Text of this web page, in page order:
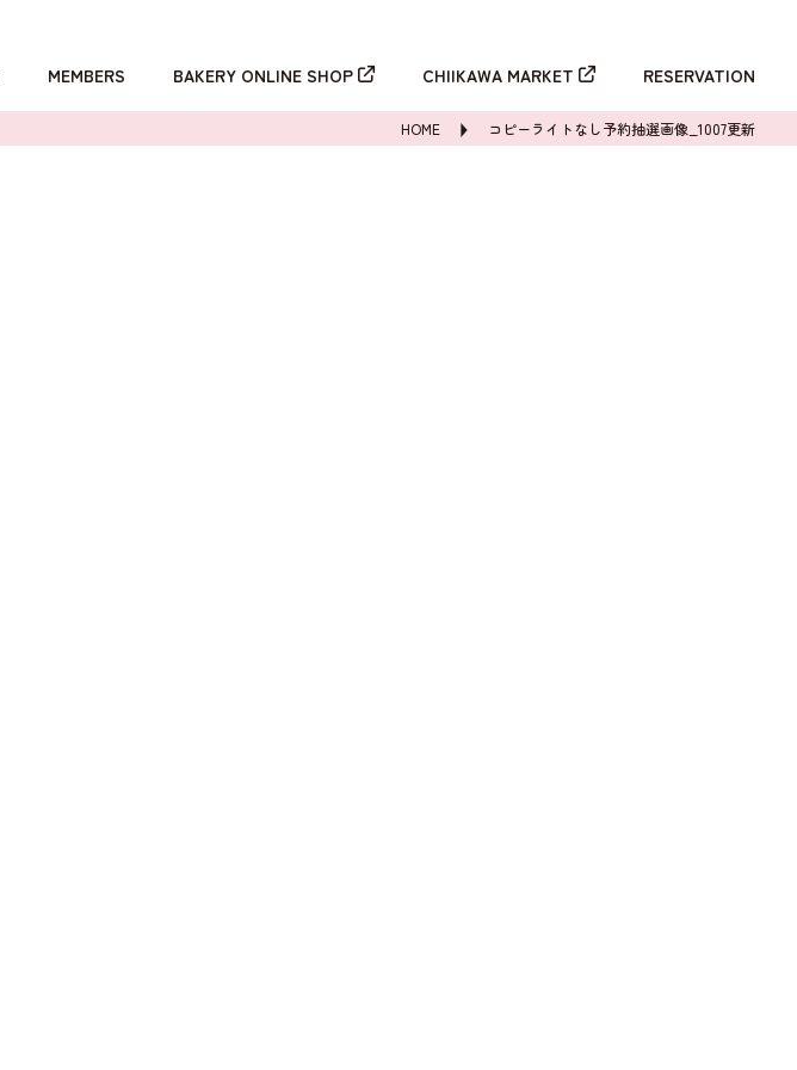
MEMBERS BAKERY ONLINE SHOP CHIIKAWA MARKET RESERVATION
HOME コピーライトなし予約抽選画像_1007更新